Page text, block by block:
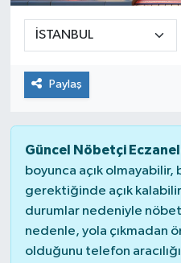
Paylaş
Güncel Nöbetçi
boyunca açık olmayabilir,
gerektiğinde açık
durumlar nedeniyle
nedenle, yola çıkmadan
olduğunu telefon